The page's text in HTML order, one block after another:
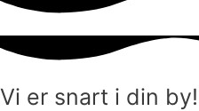
Vi er snart i din by!